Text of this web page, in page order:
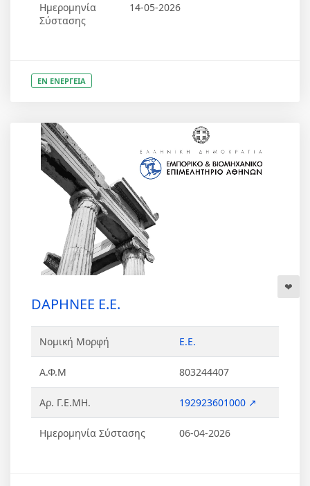
Ημερομηνία
Σύστασης
14-05-2026
ΕΝ ΕΝΕΡΓΕΙΑ
DAPHNEΕ Ε.Ε.
Νομική Μορφή Ε.Ε.
Α.Φ.Μ 803244407
Αρ. Γ.Ε.ΜΗ. 192923601000 ↗
Ημερομηνία Σύστασης 06-04-2026